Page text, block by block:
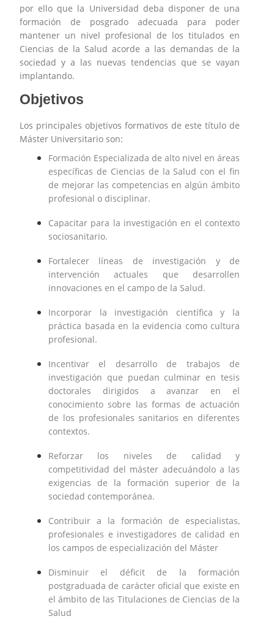
por ello que la Universidad deba disponer de una
formación de posgrado adecuada para poder
mantener un nivel profesional de los titulados en
Ciencias de la Salud acorde a las demandas de la
sociedad y a las nuevas tendencias que se vayan
implantando.
Objetivos
Los principales objetivos formativos de este título de
Máster Universitario son:
Formación Especializada de alto nivel en áreas
específicas de Ciencias de la Salud con el fin
de mejorar las competencias en algún ámbito
profesional o disciplinar.
Capacitar para la investigación en el contexto
sociosanitario.
Fortalecer líneas de investigación y de
intervención actuales que desarrollen
innovaciones en el campo de la Salud.
Incorporar la investigación científica y la
práctica basada en la evidencia como cultura
profesional.
Incentivar el desarrollo de trabajos de
investigación que puedan culminar en tesis
doctorales dirigidos a avanzar en el
conocimiento sobre las formas de actuación
de los profesionales sanitarios en diferentes
contextos.
Reforzar los niveles de calidad y
competitividad del máster adecuándolo a las
exigencias de la formación superior de la
sociedad contemporánea.
Contribuir a la formación de especialistas,
profesionales e investigadores de calidad en
los campos de especialización del Máster
Disminuir el déficit de la formación
postgraduada de carácter oficial que existe en
el ámbito de las Titulaciones de Ciencias de la
Salud